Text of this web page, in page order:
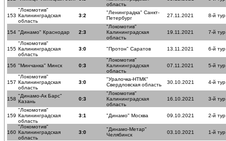
область
153
"Локомотив"
Калининградская
область
3:2
"Ленинградка" Санкт-
Петербург
27.11.2021 8-й тур
154 "Динамо" Краснодар 2:3
"Локомотив"
Калининградская
область
19.11.2021 7-й тур
155
"Локомотив"
Калининградская
область
3:0 "Протон" Саратов 13.11.2021 6-й тур
156 "Минчанка" Минск 0:3
"Локомотив"
Калининградская
область
07.11.2021 5-й тур
157
"Локомотив"
Калининградская
область
3:0
"Уралочка-НТМК"
Свердловская область
30.10.2021 4-й тур
158
"Динамо-Ак Барс"
Казань
0:3
"Локомотив"
Калининградская
область
16.10.2021 3-й тур
159
"Локомотив"
Калининградская
область
3:1 "Динамо" Москва 09.10.2021 2-й тур
160
"Локомотив"
Калининградская
область
3:0
"Динамо-Метар"
Челябинск
03.10.2021 1-й тур